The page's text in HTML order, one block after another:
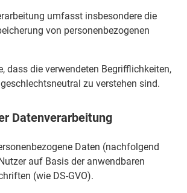
umfasst insbesondere die
von personenbezogenen
dass die verwendeten Begrifflichkeiten,
geschlechtsneutral zu verstehen sind.
Datenverarbeitung
Daten (nachfolgend
auf Basis der anwendbaren
(wie DS-GVO).